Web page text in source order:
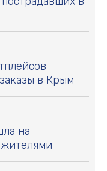
в Крым
на